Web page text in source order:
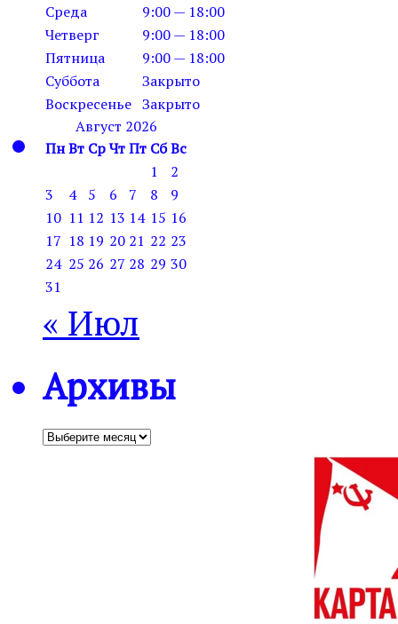
Среда
9:00 — 18:00
Четверг
9:00 — 18:00
Пятница
9:00 — 18:00
Суббота
Закрыто
Воскресенье Закрыто
Август 2026
ПнВт СрЧтПт СбВс
1
2
3
4 5 6 7 8
9
10 11 12 13 14 15 16
17 18 19 20 21 22 23
24 25 26 27 28 29 30
31
« Июл
Архивы
Архивы